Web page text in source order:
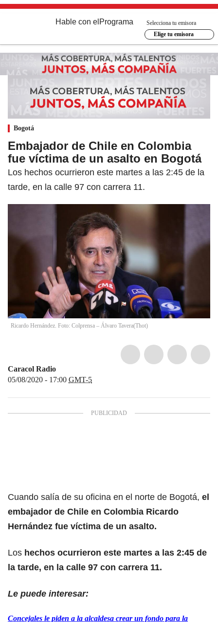
Hable con el Programa
Selecciona tu emisora
Elige tu emisora
Bogotá
Embajador de Chile en Colombia
fue víctima de un asalto en Bogotá
Los hechos ocurrieron este martes a las 2:45 de la
tarde, en la calle 97 con carrera 11.
Ricardo Hernández. Foto: Colprensa – Álvaro Tavera(Thot)
Caracol Radio
05/08/2020 - 17:00 GMT-5
Cuando salía de su oficina en el norte de Bogotá, el
embajador de Chile en Colombia Ricardo
Hernández fue víctima de un asalto.
Los hechos ocurrieron este martes a las 2:45 de
la tarde, en la calle 97 con carrera 11.
Le puede interesar:
Concejales le piden a la alcaldesa crear un fondo para la